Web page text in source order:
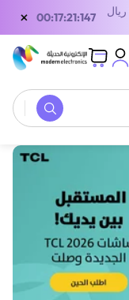
توصيل مجاني للطلبات التي تزيد قيمتها عن 99 ريال
00:17:21:147
×